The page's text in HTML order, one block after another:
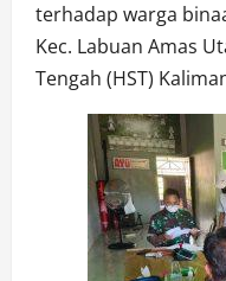
terhadap warga
Kec. Labuan Amas
Tengah (HST)